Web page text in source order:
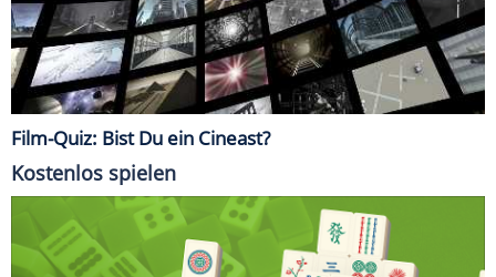
Film-Quiz: Bist Du ein Cineast?
Kostenlos spielen